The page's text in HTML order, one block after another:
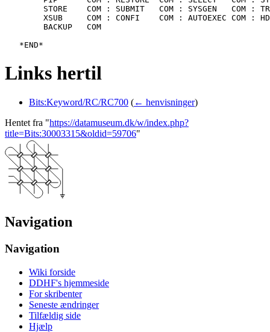
Links hertil
Bits:Keyword/RC/RC700 (← henvisninger)
Hentet fra "https://datamuseum.dk/w/index.php?
title=Bits:30003315&oldid=59706"
Navigation
Navigation
Wiki forside
DDHF's hjemmeside
For skribenter
Seneste ændringer
Tilfældig side
Hjælp